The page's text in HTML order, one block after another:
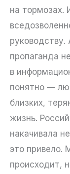
на тормозах.
руководству.
пропаганда
в
понятно —
близких,
жизнь.
накачивала
это привело.
происходит,